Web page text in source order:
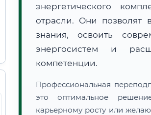
энергетического
отрасли. Они позволят
знания, освоить
энергосистем и
компетенции.
Профессиональная
это оптимальное
карьерному росту или